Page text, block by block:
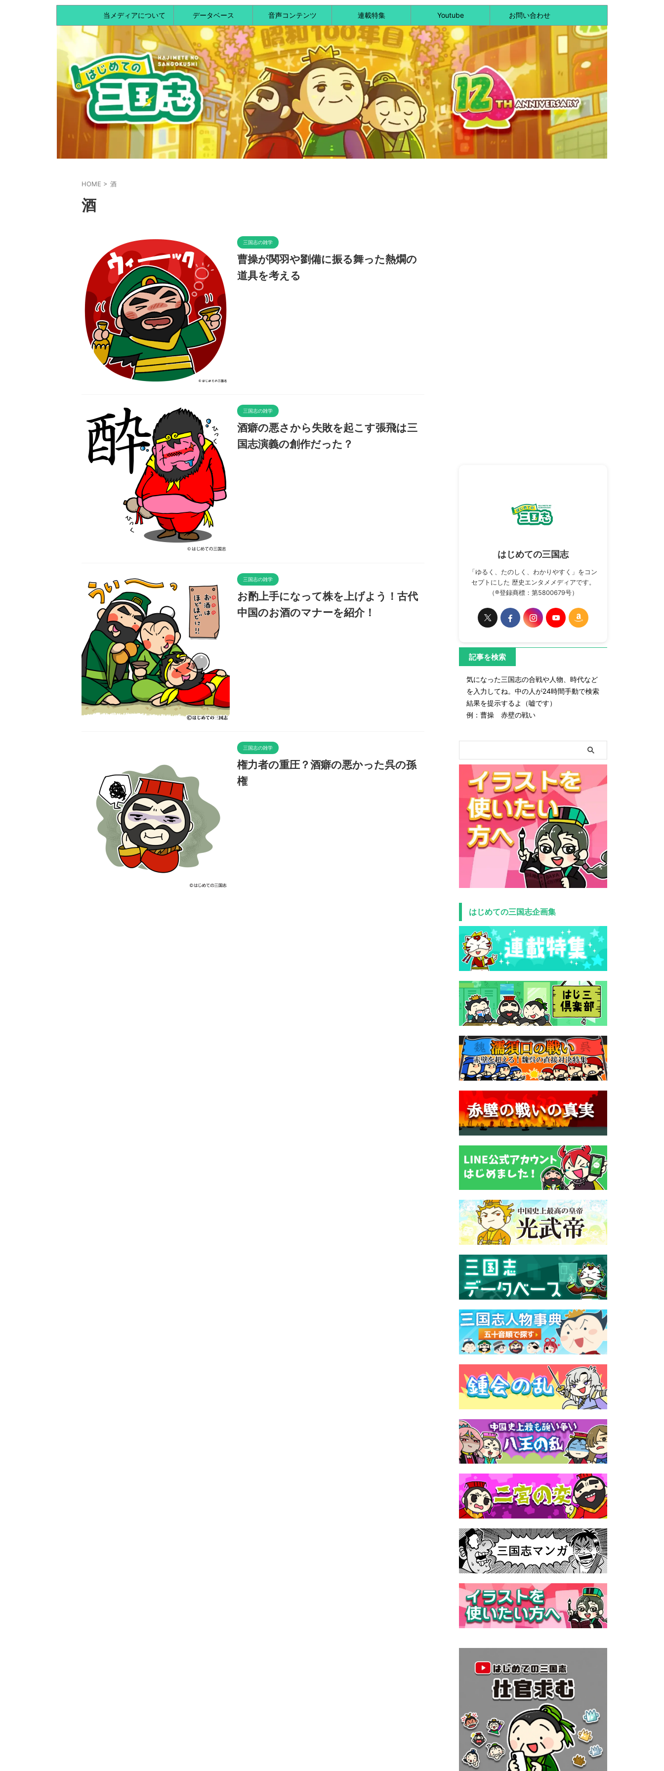
当メディアについて データベース 音声コンテンツ 連載特集 Youtube お問い合わせ
HOME > 酒
酒
三国志の雑学
曹操が関羽や劉備に振る舞った熱燗の
道具を考える
三国志の雑学
酒癖の悪さから失敗を起こす張飛は三
国志演義の創作だった？
三国志の雑学
お酌上手になって株を上げよう！古代
中国のお酒のマナーを紹介！
三国志の雑学
権力者の重圧？酒癖の悪かった呉の孫
権
はじめての三国志
「ゆるく、たのしく、わかりやすく」をコン
セプトにした 歴史エンタメメディアです。
（®登録商標：第5800679号）
記事を検索
気になった三国志の合戦や人物、時代など
を入力してね。中の人が24時間手動で検索
結果を提示するよ（嘘です）
例：曹操 赤壁の戦い
はじめての三国志企画集